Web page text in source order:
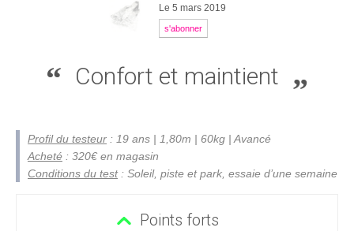
Le 5 mars 2019
s'abonner
Confort et maintient
Profil du testeur : 19 ans | 1,80m | 60kg | Avancé
Acheté : 320€ en magasin
Conditions du test: Soleil, piste et park, essaie d’une semaine
Points forts